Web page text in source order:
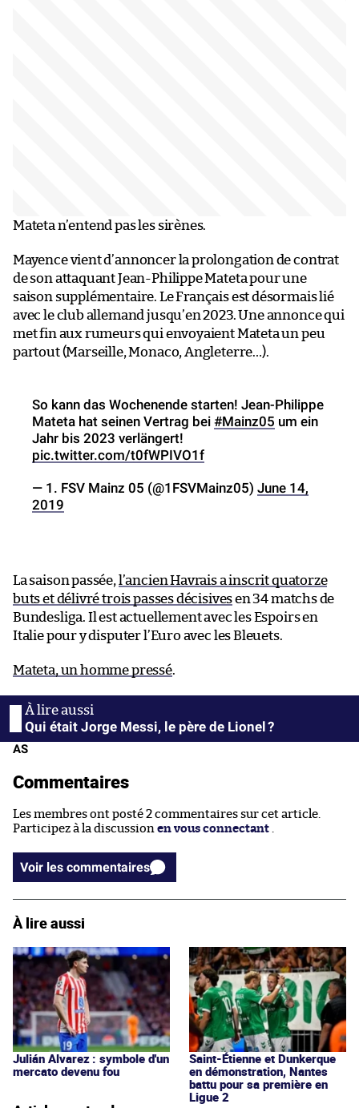
Mateta n’entend pas les sirènes.
Mayence vient d’annoncer la prolongation de contrat
de son attaquant Jean-Philippe Mateta pour une
saison supplémentaire. Le Français est désormais lié
avec le club allemand jusqu’en 2023. Une annonce qui
met fin aux rumeurs qui envoyaient Mateta un peu
partout (Marseille, Monaco, Angleterre…).
So kann das Wochenende starten! Jean-Philippe
Mateta hat seinen Vertrag bei #Mainz05 um ein
Jahr bis 2023 verlängert!
pic.twitter.com/t0fWPIVO1f
— 1. FSV Mainz 05 (@1FSVMainz05) June 14,
2019
La saison passée, l’ancien Havrais a inscrit quatorze
buts et délivré trois passes décisivesen 34 matchs de
Bundesliga. Il est actuellement avec les Espoirs en
Italie pour y disputer l’Euro avec les Bleuets.
Mateta, un homme pressé.
Qui était Jorge Messi, le père de Lionel ?
AS
Commentaires
Les membres ont posté 2 commentaires sur cet article.
Participez à la discussion en vous connectant
Voir les commentaires
À lire aussi
Julián Alvarez : symbole d'un
mercato devenu fou
Saint-Étienne et Dunkerque
en démonstration, Nantes
battu pour sa première en
Ligue 2